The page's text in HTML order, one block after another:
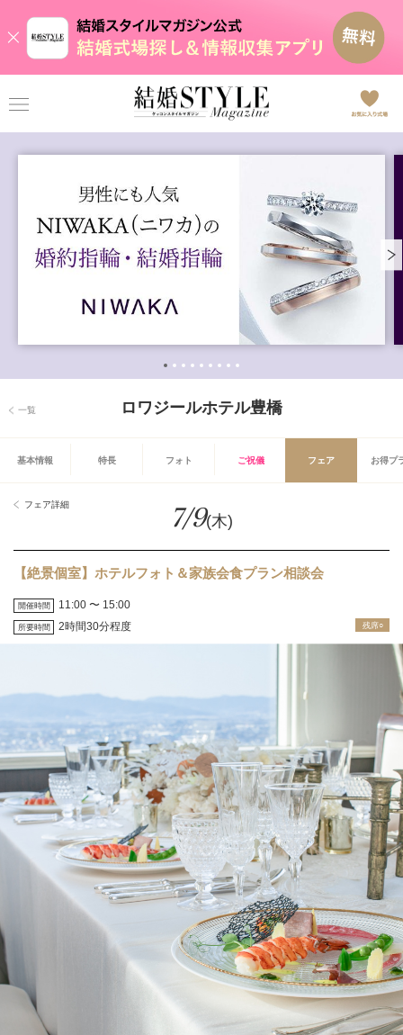
一覧 ロワジールホテル豊橋
基本情報 特長 フォト ご祝儀 フェア お得プ
フェア詳細 7/9(木)
【絶景個室】ホテルフォト＆家族会食プラン相談会
開催時間 11:00 〜 15:00
所要時間 2時間30分程度 残席○